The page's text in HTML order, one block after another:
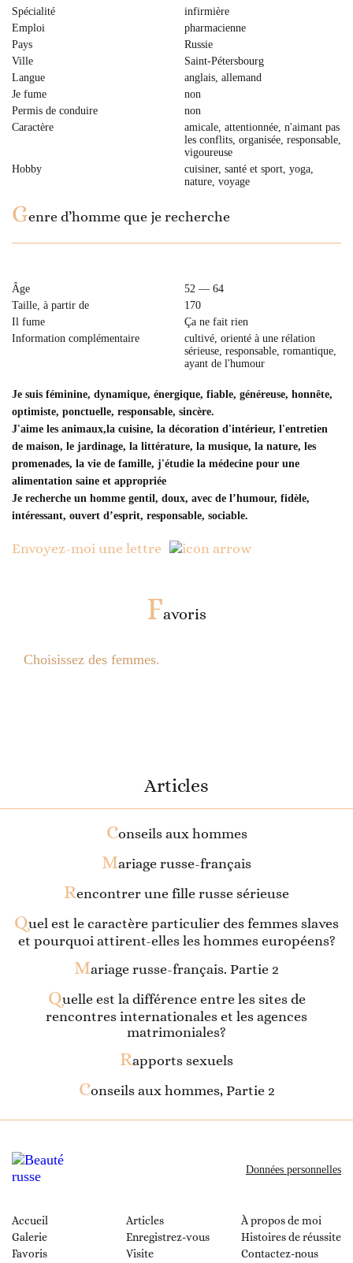
Spécialité
infirmière
Emploi
pharmacienne
Pays
Russie
Ville
Saint-Pétersbourg
Langue
anglais, allemand
Je fume
non
Permis de conduire
non
Caractère
amicale, attentionnée, n'aimant pas
les conflits, organisée, responsable,
vigoureuse
Hobby
cuisiner, santé et sport, yoga,
nature, voyage
Genre d’homme que je recherche
Âge
52 — 64
Taille, à partir de
170
Il fume
Ça ne fait rien
Information complémentaire
cultivé, orienté à une rélation
sérieuse, responsable, romantique,
ayant de l'humour
Je suis féminine, dynamique, énergique, fiable, généreuse, honnête,
optimiste, ponctuelle, responsable, sincère.
J'aime les animaux,la cuisine, la décoration d'intérieur, l'entretien
de maison, le jardinage, la littérature, la musique, la nature, les
promenades, la vie de famille, j'étudie la médecine pour une
alimentation saine et appropriée
Je recherche un homme gentil, doux, avec de l’humour, fidèle,
intéressant, ouvert d’esprit, responsable, sociable.
Envoyez-moi une lettre
Favoris
Choisissez des femmes.
Articles
Conseils aux hommes
Mariage russe-français
Rencontrer une fille russe sérieuse
Quel est le caractère particulier des femmes slaves
et pourquoi attirent-elles les hommes européens?
Mariage russe-français. Partie 2
Quelle est la différence entre les sites de
rencontres internationales et les agences
matrimoniales?
Rapports sexuels
Conseils aux hommes, Partie 2
Accueil
Galerie
Favoris
Articles
Enregistrez-vous
Visite
À propos de moi
Histoires de réussite
Contactez-nous
Données personnelles